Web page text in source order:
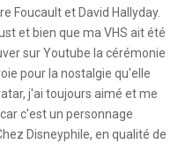
Foucault et David Hallyday.
et bien que ma VHS ait été
sur Youtube la cérémonie
pour la nostalgie qu'elle
j'ai toujours aimé et me
c'est un personnage
Disneyphile, en qualité de